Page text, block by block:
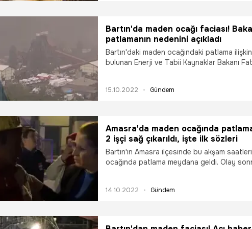
Bartın'da maden ocağı faciası!
patlamanın nedenini açıkladı
Bartın'daki maden ocağındaki patlama
bulunan Enerji ve Tabii Kaynaklar Bakanı
de açıkladı.
15.10.2022 Gündem
Amasra'da maden ocağında
2 işçi sağ çıkarıldı, işte ilk sözleri
Bartın'ın Amasra ilçesinde bu akşam
ocağında patlama meydana geldi. Olay
patlama oldu. Her yer karanlığa gömüldü"
14.10.2022 Gündem